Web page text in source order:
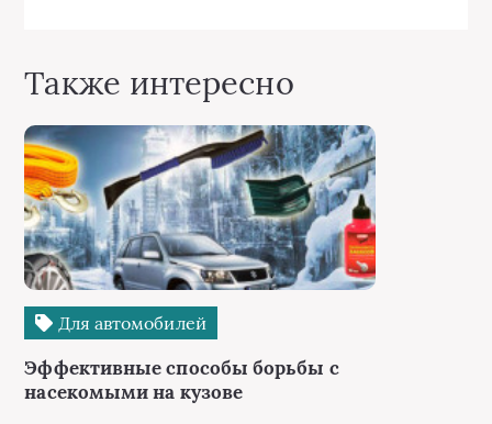
Также интересно
Для автомобилей
Эффективные способы борьбы с
насекомыми на кузове